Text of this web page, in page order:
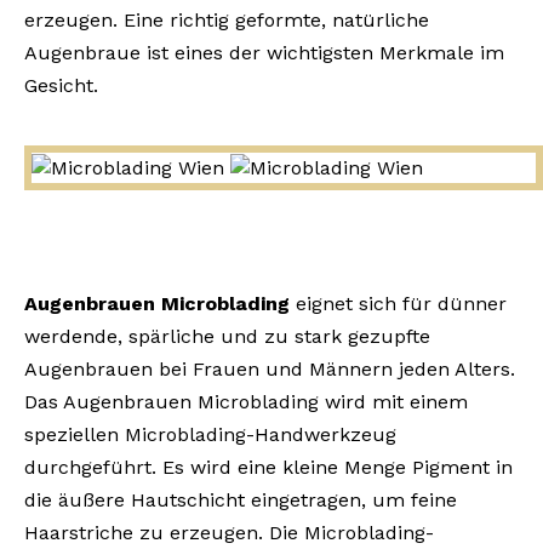
erzeugen. Eine richtig geformte, natürliche
Augenbraue ist eines der wichtigsten Merkmale im
Gesicht.
Augenbrauen Microblading eignet sich für dünner
werdende, spärliche und zu stark gezupfte
Augenbrauen bei Frauen und Männern jeden Alters.
Das Augenbrauen Microblading wird mit einem
speziellen Microblading-Handwerkzeug
durchgeführt. Es wird eine kleine Menge Pigment in
die äußere Hautschicht eingetragen, um feine
Haarstriche zu erzeugen. Die Microblading-